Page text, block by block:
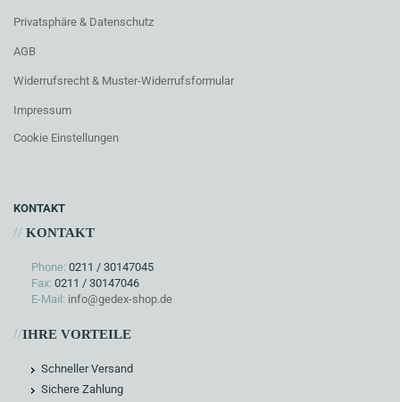
Privatsphäre & Datenschutz
AGB
Widerrufsrecht & Muster-Widerrufsformular
Impressum
Cookie Einstellungen
KONTAKT
// KONTAKT
Phone: 0211 / 30147045
Fax: 0211 / 30147046
E-Mail: info@gedex-shop.de
//IHRE VORTEILE
Schneller Versand
Sichere Zahlung